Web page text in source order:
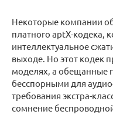
Некоторые компании
платного aptX-кодека,
интеллектуальное
выходе. Но этот кодек
моделях, а обещанные
бесспорными для
требования экстра-
сомнение беспроводной